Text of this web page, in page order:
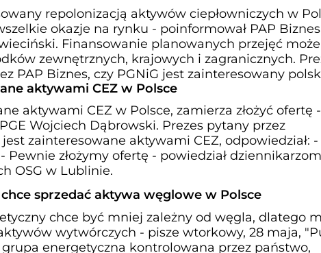
repolonizacją aktywów ciepłowniczych w
okazje na rynku - poinformował PAP Biznes
Finansowanie planowanych przejęć może
zewnętrznych, krajowych i zagranicznych.
PAP Biznes, czy PGNiG jest zainteresowany
aktywami CEZ w Polsce
aktywami CEZ w Polsce, zamierza złożyć ofertę -
Wojciech Dąbrowski. Prezes pytany przez
zainteresowane aktywami CEZ, odpowiedział: -
Pewnie złożymy ofertę - powiedział dziennikarzom
OSG w Lublinie.
sprzedać aktywa węglowe w Polsce
chce być mniej zależny od węgla, dlatego
wytwórczych - pisze wtorkowy, 28 maja,
grupa energetyczna kontrolowana przez państwo,